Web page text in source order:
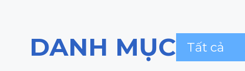
DANH MỤC Tất cả